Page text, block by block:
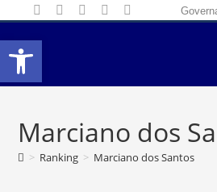
Abrir a barra de
Marciano dos
> Ranking > Marciano dos Santos